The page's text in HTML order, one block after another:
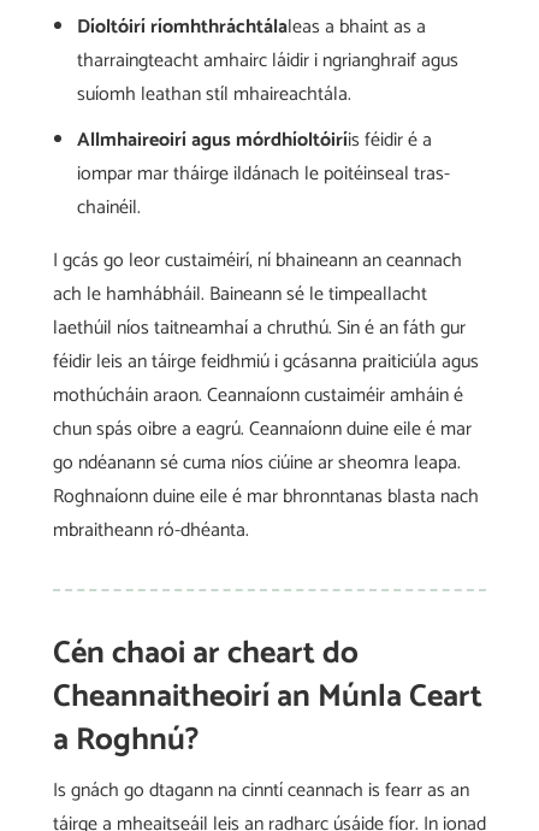
Díoltóirí ríomhthráchtálaleas a bhaint as a
tharraingteacht amhairc láidir i ngrianghraif agus
suíomh leathan stíl mhaireachtála.
Allmhaireoirí agus mórdhíoltóiríis féidir é a
iompar mar tháirge ildánach le poitéinseal tras-
chainéil.
I gcás go leor custaiméirí, ní bhaineann an ceannach
ach le hamhábháil. Baineann sé le timpeallacht
laethúil níos taitneamhaí a chruthú. Sin é an fáth gur
féidir leis an táirge feidhmiú i gcásanna praiticiúla agus
mothúcháin araon. Ceannaíonn custaiméir amháin é
chun spás oibre a eagrú. Ceannaíonn duine eile é mar
go ndéanann sé cuma níos ciúine ar sheomra leapa.
Roghnaíonn duine eile é mar bhronntanas blasta nach
mbraitheann ró-dhéanta.
Cén chaoi ar cheart do
Cheannaitheoirí an Múnla Ceart
a Roghnú?
Is gnách go dtagann na cinntí ceannach is fearr as an
táirge a mheaitseáil leis an radharc úsáide fíor. In ionad